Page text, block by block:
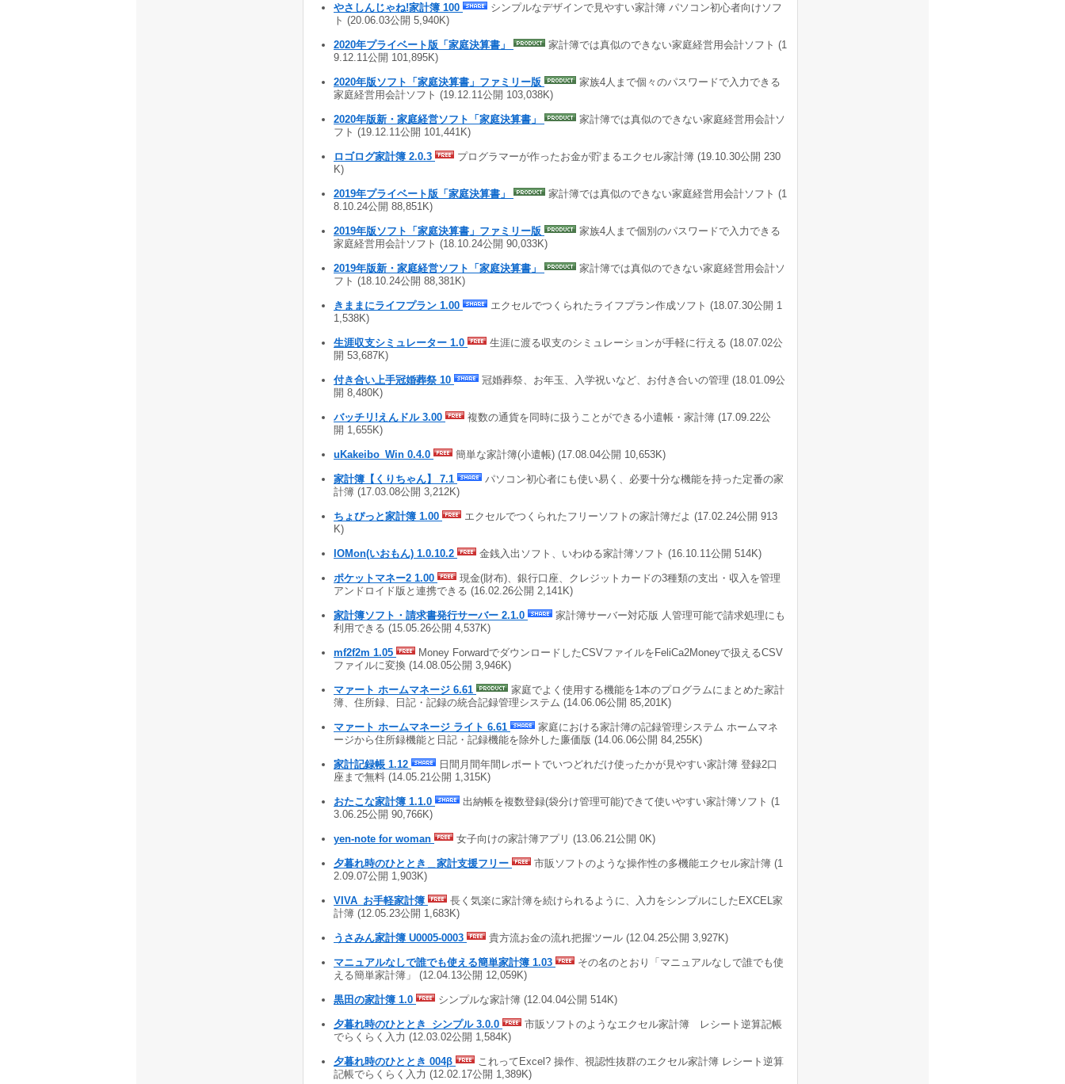
やさしんじゃね!家計簿 100
シンプルなデザインで見やすい家計簿 パソコン初心者向けソフ
ト (20.06.03公開 5,940K)
2020年プライベート版「家庭決算書」
家計簿では真似のできない家庭経営用会計ソフト (1
9.12.11公開 101,895K)
2020年版ソフト「家庭決算書」ファミリー版
家族4人まで個々のパスワードで入力できる
家庭経営用会計ソフト (19.12.11公開 103,038K)
2020年版新・家庭経営ソフト「家庭決算書」
家計簿では真似のできない家庭経営用会計ソ
フト (19.12.11公開 101,441K)
ロゴログ家計簿 2.0.3
プログラマーが作ったお金が貯まるエクセル家計簿 (19.10.30公開 230
K)
2019年プライベート版「家庭決算書」
家計簿では真似のできない家庭経営用会計ソフト (1
8.10.24公開 88,851K)
2019年版ソフト「家庭決算書」ファミリー版
家族4人まで個別のパスワードで入力できる
家庭経営用会計ソフト (18.10.24公開 90,033K)
2019年版新・家庭経営ソフト「家庭決算書」
家計簿では真似のできない家庭経営用会計ソ
フト (18.10.24公開 88,381K)
きままにライフプラン 1.00
エクセルでつくられたライフプラン作成ソフト (18.07.30公開 1
1,538K)
生涯収支シミュレーター 1.0
生涯に渡る収支のシミュレーションが手軽に行える (18.07.02公
開 53,687K)
付き合い上手冠婚葬祭 10
冠婚葬祭、お年玉、入学祝いなど、お付き合いの管理 (18.01.09公
開 8,480K)
バッチリ!えんドル 3.00
複数の通貨を同時に扱うことができる小遣帳・家計簿 (17.09.22公
開 1,655K)
uKakeibo_Win 0.4.0 簡単な家計簿(小遣帳) (17.08.04公開 10,653K)
家計簿【くりちゃん】 7.1
パソコン初心者にも使い易く、必要十分な機能を持った定番の家
計簿 (17.03.08公開 3,212K)
ちょぴっと家計簿 1.00
エクセルでつくられたフリーソフトの家計簿だよ (17.02.24公開 913
K)
IOMon(いおもん) 1.0.10.2 金銭入出ソフト、いわゆる家計簿ソフト (16.10.11公開 514K)
ポケットマネー2 1.00
現金(財布)、銀行口座、クレジットカードの3種類の支出・収入を管理
アンドロイド版と連携できる (16.02.26公開 2,141K)
家計簿ソフト・請求書発行サーバー 2.1.0
家計簿サーバー対応版 人管理可能で請求処理にも
利用できる (15.05.26公開 4,537K)
mf2f2m 1.05
Money ForwardでダウンロードしたCSVファイルをFeliCa2Moneyで扱えるCSV
ファイルに変換 (14.08.05公開 3,946K)
マァート ホームマネージ 6.61
家庭でよく使用する機能を1本のプログラムにまとめた家計
簿、住所録、日記・記録の統合記録管理システム (14.06.06公開 85,201K)
マァート ホームマネージ ライト 6.61
家庭における家計簿の記録管理システム ホームマネ
ージから住所録機能と日記・記録機能を除外した廉価版 (14.06.06公開 84,255K)
家計記録帳 1.12
日間月間年間レポートでいつどれだけ使ったかが見やすい家計簿 登録2口
座まで無料 (14.05.21公開 1,315K)
おたこな家計簿 1.1.0
出納帳を複数登録(袋分け管理可能)できて使いやすい家計簿ソフト (1
3.06.25公開 90,766K)
yen-note for woman 女子向けの家計簿アプリ (13.06.21公開 0K)
夕暮れ時のひととき＿家計支援フリー
市販ソフトのような操作性の多機能エクセル家計簿 (1
2.09.07公開 1,903K)
VIVA_お手軽家計簿
長く気楽に家計簿を続けられるように、入力をシンプルにしたEXCEL家
計簿 (12.05.23公開 1,683K)
うさみん家計簿 U0005-0003 貴方流お金の流れ把握ツール (12.04.25公開 3,927K)
マニュアルなしで誰でも使える簡単家計簿 1.03
その名のとおり「マニュアルなしで誰でも使
える簡単家計簿」 (12.04.13公開 12,059K)
黒田の家計簿 1.0 シンプルな家計簿 (12.04.04公開 514K)
夕暮れ時のひととき_シンプル 3.0.0
市販ソフトのようなエクセル家計簿 レシート逆算記帳
でらくらく入力 (12.03.02公開 1,584K)
夕暮れ時のひととき 004β
これってExcel? 操作、視認性抜群のエクセル家計簿 レシート逆算
記帳でらくらく入力 (12.02.17公開 1,389K)